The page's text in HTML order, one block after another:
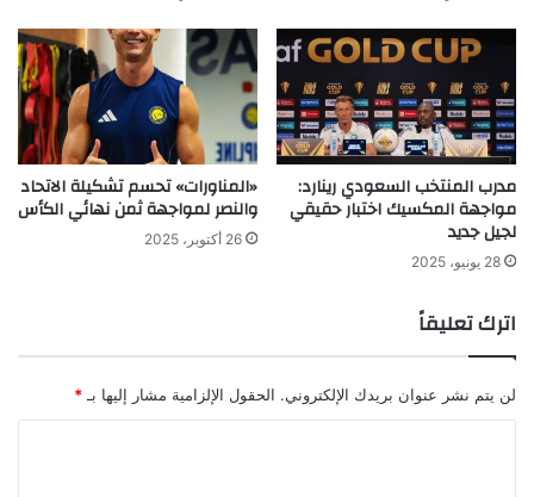
مدرب المنتخب السعودي رينارد:
مواجهة المكسيك اختبار حقيقي
لجيل جديد
28 يونيو، 2025
«المناورات» تحسم تشكيلة الاتحاد
والنصر لمواجهة ثمن نهائي الكأس
26 أكتوبر، 2025
اترك تعليقاً
لن يتم نشر عنوان بريدك الإلكتروني. الحقول الإلزامية مشار إليها بـ *